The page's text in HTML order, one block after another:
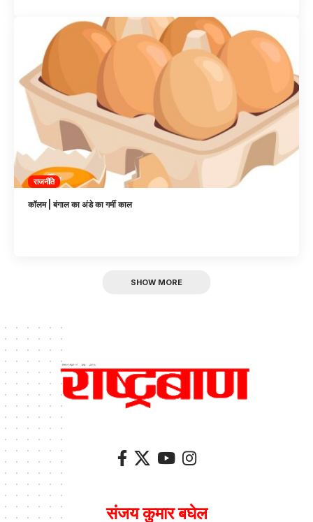
राजनीति
कॉलम | बंगाल का अंडे का गर्मी काल
SHOW MORE
संजय कुमार बघेल